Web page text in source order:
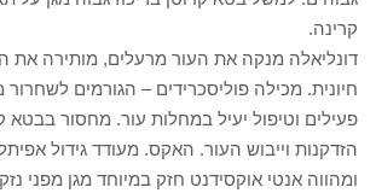
קרינה.
דונליאלה מנקה את העור מרעלים, מותירה את
חיונית. מכילה פוליסכרידים – הגורמים
פעילים וטיפול יעיל במחלות עור. מחסור בבטא
הזדקנות וייבוש העור. האקס. מעודד גידול